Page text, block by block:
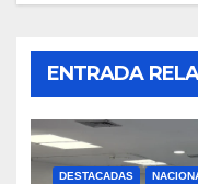
ENTRADA
DESTACADAS